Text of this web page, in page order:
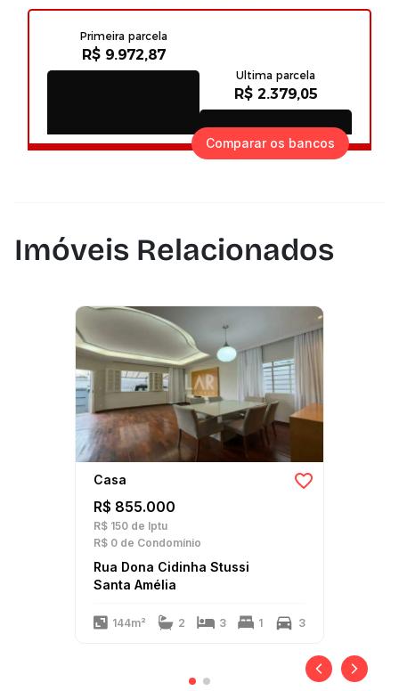
Comparar os bancos
Imóveis Relacionados
Casa
R$ 855.000
R$ 150 de Iptu
R$ 0 de Condomínio
Rua Dona Cidinha Stussi
Santa Amélia
144m² 2 3 1 3